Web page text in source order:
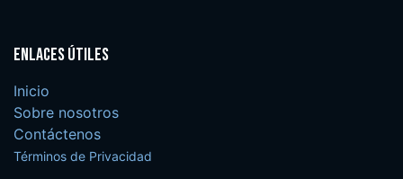
Enlaces útiles
Inicio
Sobre nosotros
Contáctenos
Términos de Privacidad